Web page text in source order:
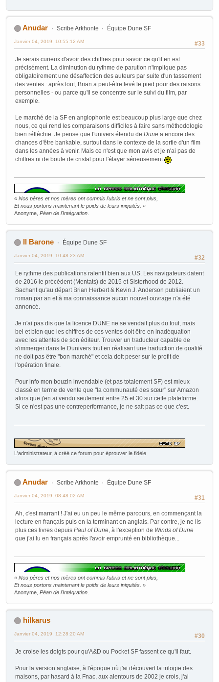
Anudar Scribe Arkhonte Équipe Dune SF
#33
Janvier 04, 2019, 10:55:12 AM
Je serais curieux d'avoir des chiffres pour savoir ce qu'il en est
précisément. La diminution du rythme de parution n'implique pas
obligatoirement une désaffection des auteurs par suite d'un tassement
des ventes : après tout, Brian a peut-être levé le pied pour des raisons
personnelles - ou parce qu'il se concentre sur le suivi du film, par
exemple.
Le marché de la SF en anglophonie est beaucoup plus large que chez
nous, ce qui rend les comparaisons difficiles à faire sans méthodologie
bien réfléchie. Je pense que l'univers étendu de Dune a encore des
chances d'être bankable, surtout dans le contexte de la sortie d'un film
dans les années à venir. Mais ce n'est que mon avis et je n'ai pas de
chiffres ni de boule de cristal pour l'étayer sérieusement
« Nos pères et nos mères ont commis l'ubris et ne sont plus,
Et nous portons maintenant le poids de leurs iniquités. »
Anonyme, Péan de l'Intégration
Il Barone Équipe Dune SF
#32
Janvier 04, 2019, 10:48:23 AM
Le rythme des publications ralentit bien aux US. Les navigateurs datent
de 2016 le précédent (Mentats) de 2015 et Sisterhood de 2012.
Sachant qu'au départ Brian Herbert & Kevin J. Anderson publiaient un
roman par an et à ma connaissance aucun nouvel ouvrage n'a été
annoncé.
Je n'ai pas dis que la licence DUNE ne se vendait plus du tout, mais
bel et bien que les chiffres de ces ventes doit être en inadéquation
avec les attentes de son éditeur. Trouver un traducteur capable de
s'immerger dans le Dunivers tout en réalisant une traduction de qualité
ne doit pas être "bon marché" et cela doit peser sur le profit de
l'opération finale.
Pour info mon bouzin invendable (et pas totalement SF) est mieux
classé en terme de vente que "la communauté des sœur" sur Amazon
alors que j'en ai vendu seulement entre 25 et 30 sur cette plateforme.
Si ce n'est pas une contreperformance, je ne sait pas ce que c'est.
L'administrateur, à créé ce forum pour éprouver le fidèle
Anudar Scribe Arkhonte Équipe Dune SF
#31
Janvier 04, 2019, 08:48:02 AM
Ah, c'est marrant ! J'ai eu un peu le même parcours, en commençant la
lecture en français puis en la terminant en anglais. Par contre, je ne lis
plus ces livres depuis Paul of Dune , à l'exception de Winds of Dune
que j'ai lu en français après l'avoir emprunté en bibliothèque...
« Nos pères et nos mères ont commis l'ubris et ne sont plus,
Et nous portons maintenant le poids de leurs iniquités. »
Anonyme, Péan de l'Intégration
hilkarus
#30
Janvier 04, 2019, 12:28:20 AM
Je croise les doigts pour qu'A&D ou Pocket SF fassent ce qu'il faut.
Pour la version anglaise, à l'époque où j'ai découvert la trilogie des
maisons, par hasard à la Fnac, aux alentours de 2002 je crois, j'ai